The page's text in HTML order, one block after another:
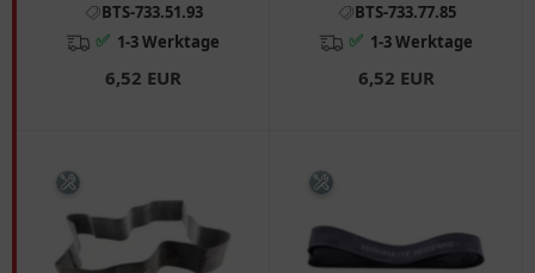
BTS-733.51.93
✅ 1-3 Werktage
6,52 EUR
BTS-733.77.85
✅ 1-3 Werktage
6,52 EUR